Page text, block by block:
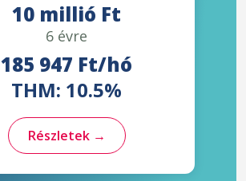
10 millió Ft
6 évre
185 947 Ft/hó
THM: 10.5%
Részletek →